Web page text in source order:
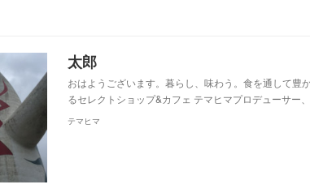
太郎
おはようございます。暮らし、味わう。食を通して豊
るセレクトショップ&カフェ テマヒマプロデューサー
テマヒマ